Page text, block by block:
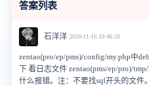
答案列表
石洋洋 2020-11-16 10:46:20
zentao(pro/ep/pms)/config/my.php中
下 看日志文件 zentao(pms/ep/pro)/
什么报错。注：不要找sql开头的文件。